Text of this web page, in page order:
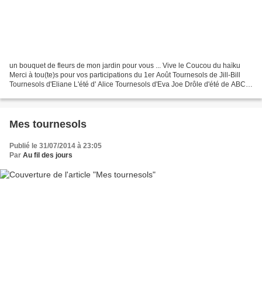
un bouquet de fleurs de mon jardin pour vous ... Vive le Coucou du haïku
Merci à tou(te)s pour vos participations du 1er Août Tournesols de Jill-Bill
Tournesols d'Eliane L'été d' Alice Tournesols d'Eva Joe Drôle d'été de ABC
Mes tournesols
Publié le 31/07/2014 à 23:05
Par Au fil des jours